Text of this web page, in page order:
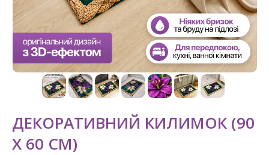
ДЕКОРАТИВНИЙ КИЛИМОК (90
Х 60 СМ)